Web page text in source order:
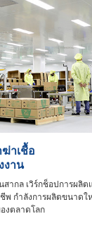
าเชื้อ
งาน
ากล เวิร์กช็อปการผลิต
กำลังการผลิตขนาดใ
งตลาดโลก